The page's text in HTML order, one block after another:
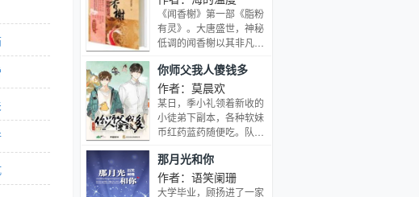
清仙尊收他为徒，不过是
为了杀他。 好在他重生
了，这辈子，他决定离这
他被洛清仙尊逼在墙角，
那人素来冰冷的眸中不知
为何生出一种懊恼: 是本
尊做错了何事？ 说话之人
小心翼翼，脸上扯出一抹
笨拙的笑意。 你说出来，
本尊改可好？ ~ 玉衡山首
峰大弟子秦鸿羽一朝入
魔， 被其师洛清仙尊斩于
《闻香榭》第一部《脂粉
有灵》。大唐盛世，神秘
低调的闻香榭以其非凡的
吻果、血莲、曼珠华沙、
龙吐珠、因果树、出血菌
等世间罕见的奇花异草，
被制成各种具有灵异功效
的胭脂水粉：可救人的腐
香；吸引心上人的迎蝶
粉；恶行尽显的焚心香，
更有眼儿媚、美人霜、仙
你师父我人傻钱多
作者：莫晨欢
某日，季小礼领着新收的
小徒弟下副本，各种软妹
币红药蓝药随便吃。队
有矿吗！季小礼：你怎么
知道我家里有矿？【老师
立正敬礼：徒儿，入我师
那月光和你
作者：语笑阑珊
大学毕业，顾扬进了一家